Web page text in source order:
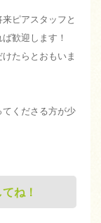
ピアスタッフと
歓迎します！
たらとおもいま
くださる方が少
ね！